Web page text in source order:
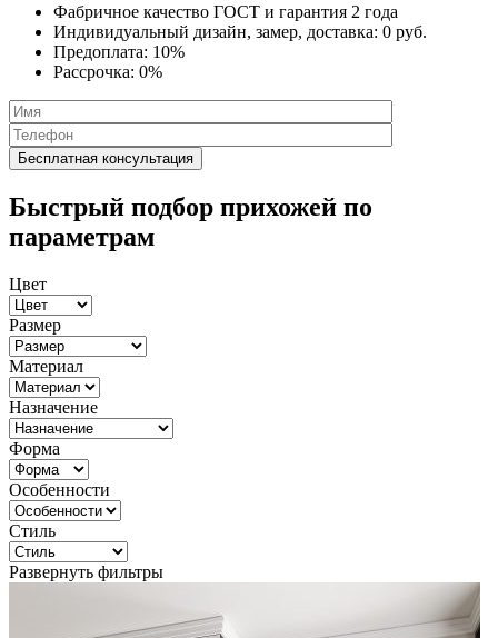
Фабричное качество ГОСТ и гарантия 2 года
Индивидуальный дизайн, замер, доставка: 0 руб.
Предоплата: 10%
Рассрочка: 0%
Быстрый подбор прихожей по
параметрам
Цвет
Размер
Материал
Назначение
Форма
Особенности
Стиль
Развернуть фильтры